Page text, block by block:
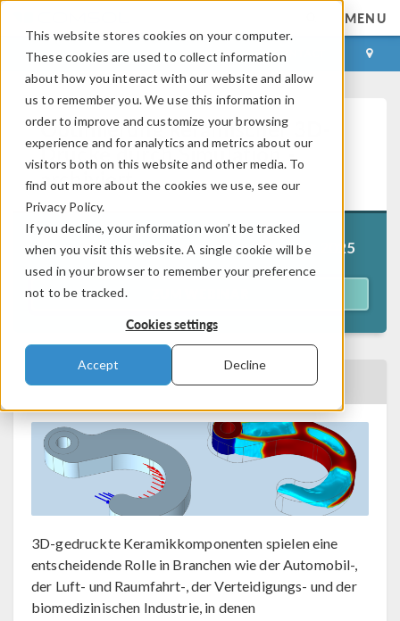
This website stores cookies on your computer.
These cookies are used to collect information
about how you interact with our website and allow
us to remember you. We use this information in
order to improve and customize your browsing
experience and for analytics and metrics about our
visitors both on this website and other media. To
find out more about the cookies we use, see our
Privacy Policy.
If you decline, your information won’t be tracked
when you visit this website. A single cookie will be
used in your browser to remember your preference
not to be tracked.
Cookies settings
Accept Decline
MENU
LOG IN CONTACT
Optimierung keramischer 3D-
Drucke durch Simulation -
archiviert
Ursprünglich erschienen am9. Oktober 2025
ZURÜCK ZUM EVENTKALENDER
3D-gedruckte Keramikkomponenten spielen eine
entscheidende Rolle in Branchen wie der Automobil-,
der Luft- und Raumfahrt-, der Verteidigungs- und der
biomedizinischen Industrie, in denen